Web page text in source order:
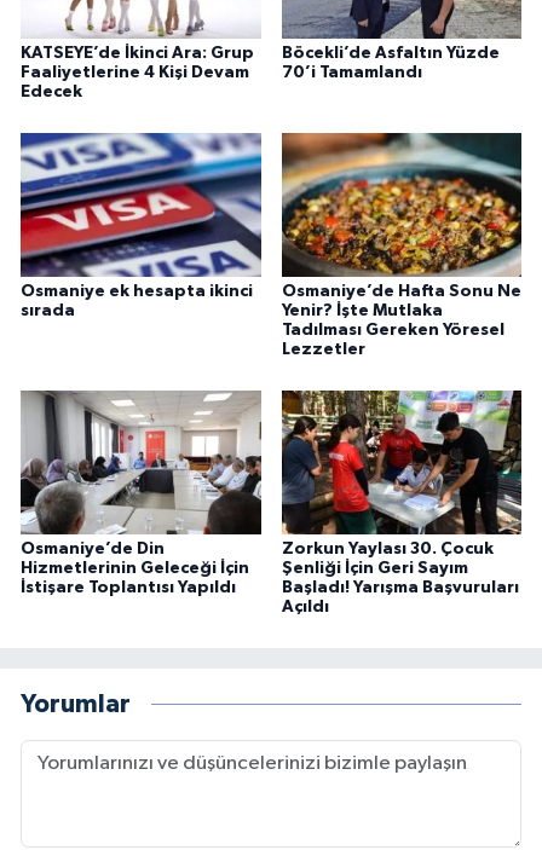
KATSEYE’de İkinci Ara: Grup
Faaliyetlerine 4 Kişi Devam
Edecek
Böcekli’de Asfaltın Yüzde
70’i Tamamlandı
Osmaniye ek hesapta ikinci
sırada
Osmaniye’de Hafta Sonu Ne
Yenir? İşte Mutlaka
Tadılması Gereken Yöresel
Lezzetler
Osmaniye’de Din
Hizmetlerinin Geleceği İçin
İstişare Toplantısı Yapıldı
Zorkun Yaylası 30. Çocuk
Şenliği İçin Geri Sayım
Başladı! Yarışma Başvuruları
Açıldı
Yorumlar